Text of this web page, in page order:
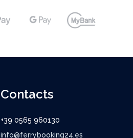
Contacts
+39 0565 960130
info@ferrybooking24.es